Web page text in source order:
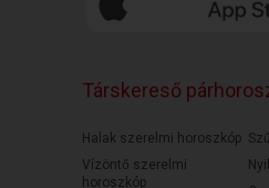
Társkereső
Halak szerelmi horoszkóp
Vízöntő szerelmi
horoszkóp